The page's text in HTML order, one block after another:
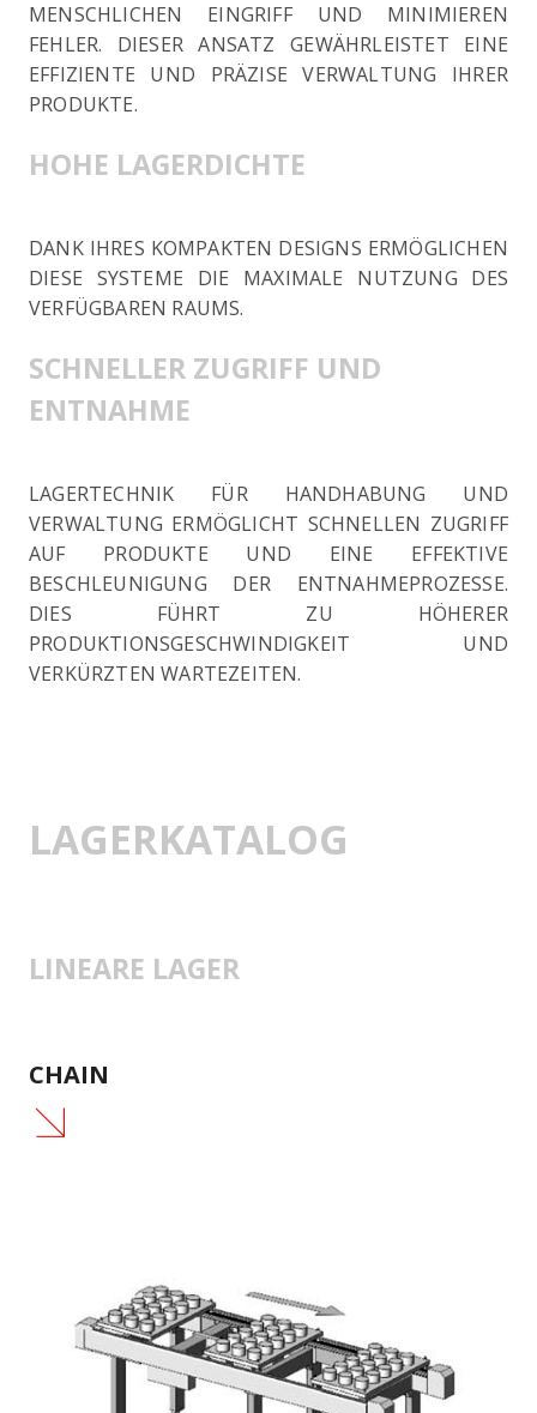
MENSCHLICHEN EINGRIFF UND MINIMIEREN
FEHLER. DIESER ANSATZ GEWÄHRLEISTET EINE
EFFIZIENTE UND PRÄZISE VERWALTUNG IHRER
PRODUKTE.
HOHE LAGERDICHTE
DANK IHRES KOMPAKTEN DESIGNS ERMÖGLICHEN
DIESE SYSTEME DIE MAXIMALE NUTZUNG DES
VERFÜGBAREN RAUMS.
SCHNELLER ZUGRIFF UND
ENTNAHME
LAGERTECHNIK FÜR HANDHABUNG UND
VERWALTUNG ERMÖGLICHT SCHNELLEN ZUGRIFF
AUF PRODUKTE UND EINE EFFEKTIVE
BESCHLEUNIGUNG DER ENTNAHMEPROZESSE.
DIES FÜHRT ZU HÖHERER
PRODUKTIONSGESCHWINDIGKEIT UND
VERKÜRZTEN WARTEZEITEN.
LAGERKATALOG
LINEARE LAGER
CHAIN